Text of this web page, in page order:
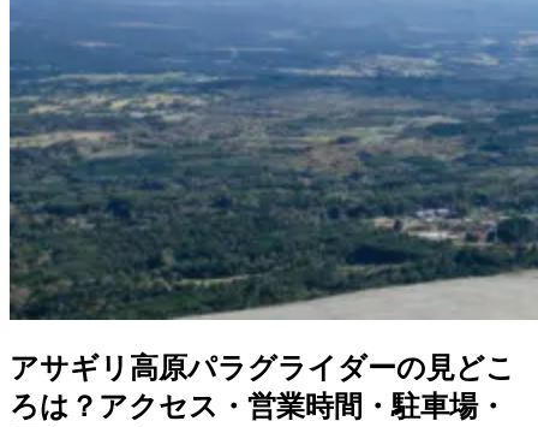
アサギリ高原パラグライダーの見どこ
ろは？アクセス・営業時間・駐車場・